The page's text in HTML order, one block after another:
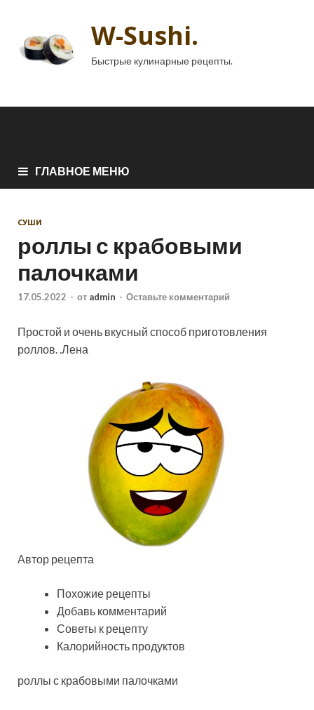
W-Sushi.
Быстрые кулинарные рецепты.
ГЛАВНОЕ МЕНЮ
СУШИ
роллы с крабовыми
палочками
17.05.2022 - от admin - Оставьте комментарий
Простой и очень вкусный способ приготовления
роллов. .Лена
Автор рецепта
Похожие рецепты
Добавь комментарий
Советы к рецепту
Калорийность продуктов
роллы с крабовыми палочками